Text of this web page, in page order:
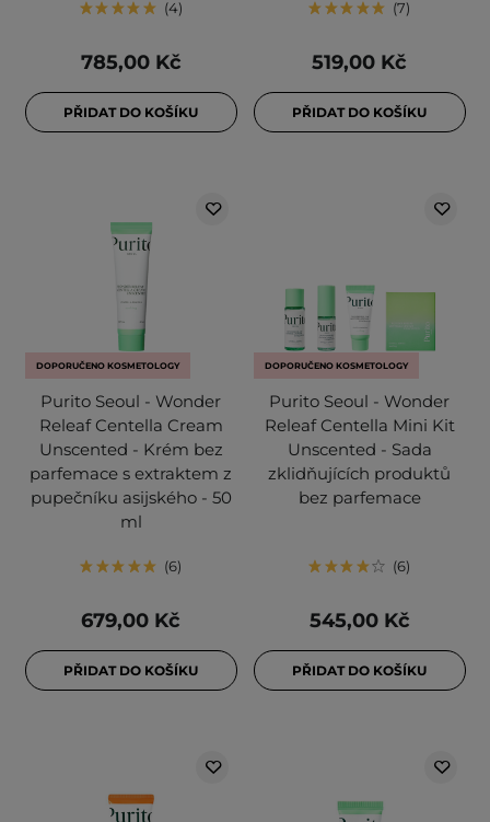
4
785,00 Kč
PŘIDAT DO KOŠÍKU
7
519,00 Kč
PŘIDAT DO KOŠÍKU
DOPORUČENO KOSMETOLOGY
Purito Seoul - Wonder
Releaf Centella Cream
Unscented - Krém bez
parfemace s extraktem z
pupečníku asijského - 50
ml
6
679,00 Kč
PŘIDAT DO KOŠÍKU
DOPORUČENO KOSMETOLOGY
Purito Seoul - Wonder
Releaf Centella Mini Kit
Unscented - Sada
zklidňujících produktů
bez parfemace
6
545,00 Kč
PŘIDAT DO KOŠÍKU